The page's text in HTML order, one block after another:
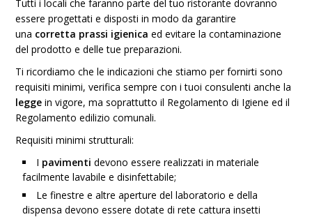
Tutti i locali che faranno parte del tuo ristorante dovranno
essere progettati e disposti in modo da garantire
una corretta prassi igienica ed evitare la contaminazione
del prodotto e delle tue preparazioni.
Ti ricordiamo che le indicazioni che stiamo per fornirti sono
requisiti minimi, verifica sempre con i tuoi consulenti anche la
legge in vigore, ma soprattutto il Regolamento di Igiene ed il
Regolamento edilizio comunali.
Requisiti minimi strutturali:
I pavimenti devono essere realizzati in materiale
facilmente lavabile e disinfettabile;
Le finestre e altre aperture del laboratorio e della
dispensa devono essere dotate di rete cattura insetti